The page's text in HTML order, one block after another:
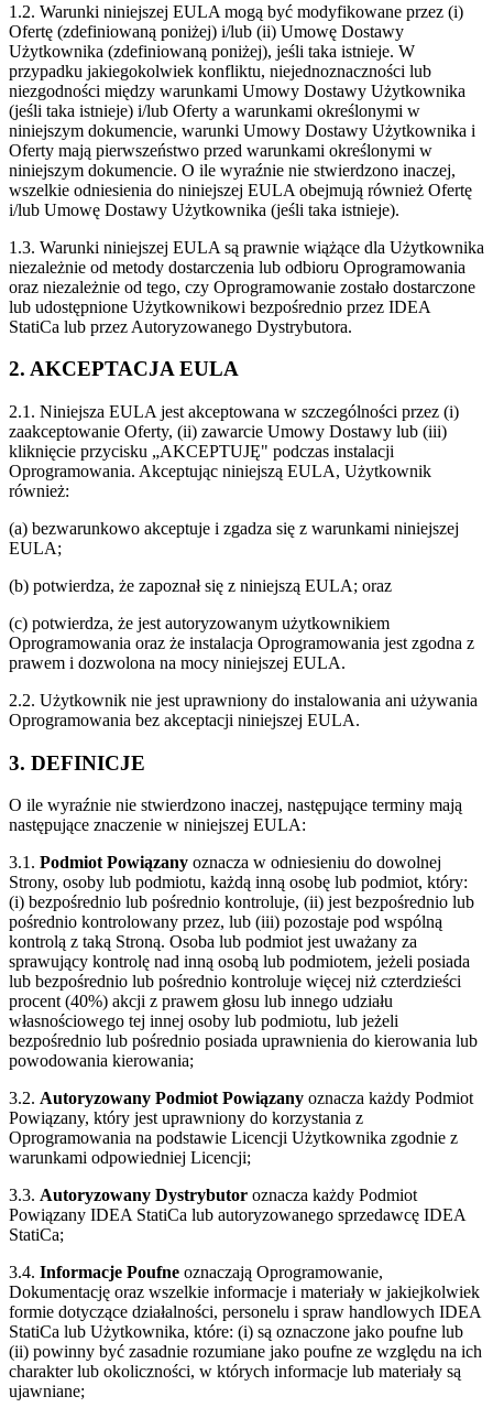
1.2. Warunki niniejszej EULA mogą być modyfikowane przez (i)
Ofertę (zdefiniowaną poniżej) i/lub (ii) Umowę Dostawy
Użytkownika (zdefiniowaną poniżej), jeśli taka istnieje. W
przypadku jakiegokolwiek konfliktu, niejednoznaczności lub
niezgodności między warunkami Umowy Dostawy Użytkownika
(jeśli taka istnieje) i/lub Oferty a warunkami określonymi w
niniejszym dokumencie, warunki Umowy Dostawy Użytkownika i
Oferty mają pierwszeństwo przed warunkami określonymi w
niniejszym dokumencie. O ile wyraźnie nie stwierdzono inaczej,
wszelkie odniesienia do niniejszej EULA obejmują również Ofertę
i/lub Umowę Dostawy Użytkownika (jeśli taka istnieje).
1.3. Warunki niniejszej EULA są prawnie wiążące dla Użytkownika
niezależnie od metody dostarczenia lub odbioru Oprogramowania
oraz niezależnie od tego, czy Oprogramowanie zostało dostarczone
lub udostępnione Użytkownikowi bezpośrednio przez IDEA
StatiCa lub przez Autoryzowanego Dystrybutora.
2. AKCEPTACJA EULA
2.1. Niniejsza EULA jest akceptowana w szczególności przez (i)
zaakceptowanie Oferty, (ii) zawarcie Umowy Dostawy lub (iii)
kliknięcie przycisku „AKCEPTUJĘ" podczas instalacji
Oprogramowania. Akceptując niniejszą EULA, Użytkownik
również:
(a) bezwarunkowo akceptuje i zgadza się z warunkami niniejszej
EULA;
(b) potwierdza, że zapoznał się z niniejszą EULA; oraz
(c) potwierdza, że jest autoryzowanym użytkownikiem
Oprogramowania oraz że instalacja Oprogramowania jest zgodna z
prawem i dozwolona na mocy niniejszej EULA.
2.2. Użytkownik nie jest uprawniony do instalowania ani używania
Oprogramowania bez akceptacji niniejszej EULA.
3. DEFINICJE
O ile wyraźnie nie stwierdzono inaczej, następujące terminy mają
następujące znaczenie w niniejszej EULA:
3.1. Podmiot Powiązany oznacza w odniesieniu do dowolnej
Strony, osoby lub podmiotu, każdą inną osobę lub podmiot, który:
(i) bezpośrednio lub pośrednio kontroluje, (ii) jest bezpośrednio lub
pośrednio kontrolowany przez, lub (iii) pozostaje pod wspólną
kontrolą z taką Stroną. Osoba lub podmiot jest uważany za
sprawujący kontrolę nad inną osobą lub podmiotem, jeżeli posiada
lub bezpośrednio lub pośrednio kontroluje więcej niż czterdzieści
procent (40%) akcji z prawem głosu lub innego udziału
własnościowego tej innej osoby lub podmiotu, lub jeżeli
bezpośrednio lub pośrednio posiada uprawnienia do kierowania lub
powodowania kierowania;
3.2. Autoryzowany Podmiot Powiązany oznacza każdy Podmiot
Powiązany, który jest uprawniony do korzystania z
Oprogramowania na podstawie Licencji Użytkownika zgodnie z
warunkami odpowiedniej Licencji;
3.3. Autoryzowany Dystrybutor oznacza każdy Podmiot
Powiązany IDEA StatiCa lub autoryzowanego sprzedawcę IDEA
StatiCa;
3.4. Informacje Poufne oznaczają Oprogramowanie,
Dokumentację oraz wszelkie informacje i materiały w jakiejkolwiek
formie dotyczące działalności, personelu i spraw handlowych IDEA
StatiCa lub Użytkownika, które: (i) są oznaczone jako poufne lub
(ii) powinny być zasadnie rozumiane jako poufne ze względu na ich
charakter lub okoliczności, w których informacje lub materiały są
ujawniane;